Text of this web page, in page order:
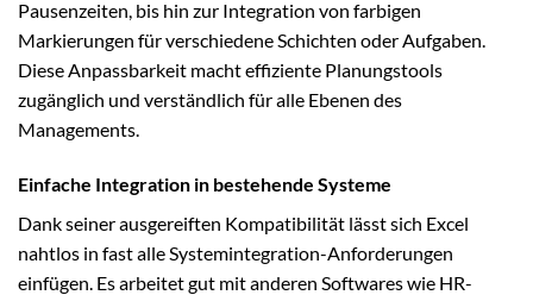
Pausenzeiten, bis hin zur Integration von farbigen
Markierungen für verschiedene Schichten oder Aufgaben.
Diese Anpassbarkeit macht effiziente Planungstools
zugänglich und verständlich für alle Ebenen des
Managements.
Einfache Integration in bestehende Systeme
Dank seiner ausgereiften Kompatibilität lässt sich Excel
nahtlos in fast alle Systemintegration-Anforderungen
einfügen. Es arbeitet gut mit anderen Softwares wie HR-